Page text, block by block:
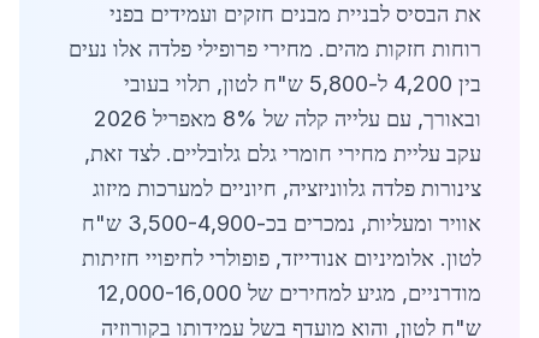
את הבסיס לבניית מבנים חזקים ועמידים בפני
רוחות חזקות מהים. מחירי פרופילי פלדה אלו נעים
בין 4,200 ל-5,800 ש"ח לטון, תלוי בעובי
ובאורך, עם עלייה קלה של 8% מאפריל 2026
עקב עליית מחירי חומרי גלם גלובליים. לצד זאת,
צינורות פלדה גלווניזציה, חיוניים למערכות מיזוג
אוויר ומעליות, נמכרים בכ-3,500-4,900 ש"ח
לטון. אלומיניום אנודייזד, פופולרי לחיפויי חזיתות
מודרניים, מגיע למחירים של 12,000-16,000
ש"ח לטון, והוא מועדף בשל עמידותו בקורוזיה